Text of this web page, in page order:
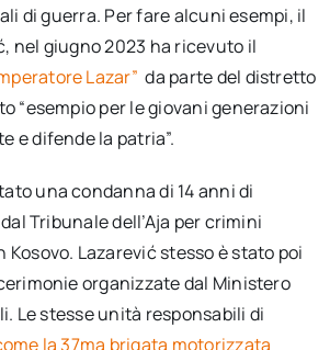
di guerra. Per fare alcuni esempi, il
nel giugno 2023 ha ricevuto il
Lazar” da parte del distretto
“esempio per le giovani generazioni
e difende la patria”.
una condanna di 14 anni di
Tribunale dell’Aja per crimini
Kosovo. Lazarević stesso è stato poi
organizzate dal Ministero
Le stesse unità responsabili di
la 37ma brigata motorizzata